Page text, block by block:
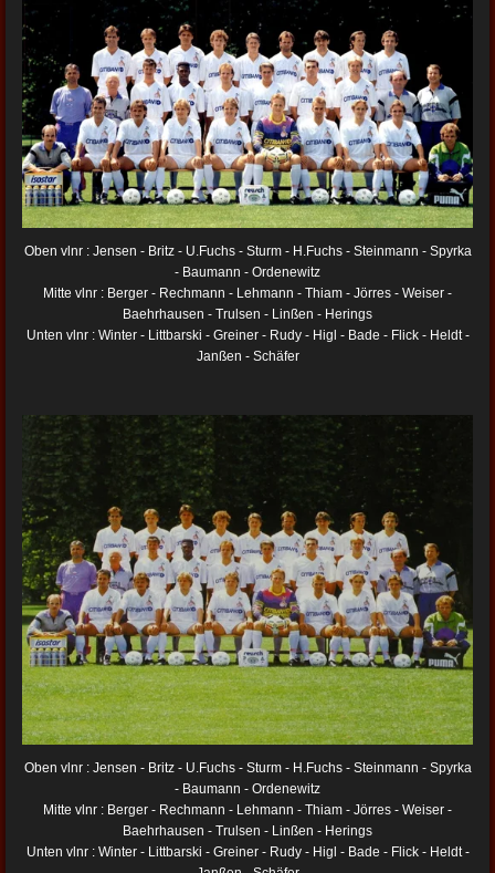
Oben vlnr : Jensen - Britz - U.Fuchs - Sturm - H.Fuchs - Steinmann - Spyrka
- Baumann - Ordenewitz
Mitte vlnr : Berger - Rechmann - Lehmann - Thiam - Jörres - Weiser -
Baehrhausen - Trulsen - Linßen - Herings
Unten vlnr : Winter - Littbarski - Greiner - Rudy - Higl - Bade - Flick - Heldt -
Janßen - Schäfer
Oben vlnr : Jensen - Britz - U.Fuchs - Sturm - H.Fuchs - Steinmann - Spyrka
- Baumann - Ordenewitz
Mitte vlnr : Berger - Rechmann - Lehmann - Thiam - Jörres - Weiser -
Baehrhausen - Trulsen - Linßen - Herings
Unten vlnr : Winter - Littbarski - Greiner - Rudy - Higl - Bade - Flick - Heldt -